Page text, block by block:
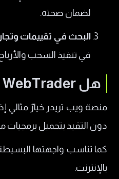
لضمان صحته.
البحث في تقييمات
في تنفيذ السحب
هل WebTrader مناسب لك؟
منصة ويب تريدر خيارٌ مثالي
دون التقيد بتحميل برمجيات
كما تناسب واجهتها
بالإنترنت.